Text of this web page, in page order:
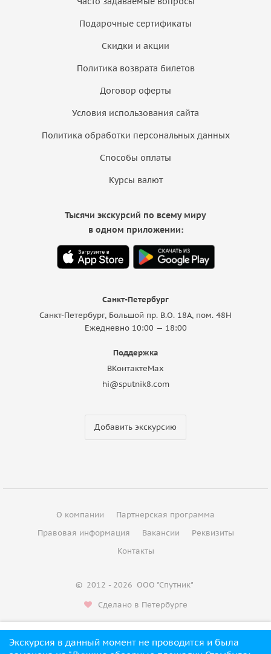
Экскурсия в данный момент не проводится и была
Проверить даты
Подарочные сертификаты
Скидки и акции
Политика возврата билетов
Договор оферты
Условия использования сайта
Политика обработки персональных данных
Способы оплаты
Курсы валют
Санкт-Петербург
Санкт-Петербург, Большой пр. В.О. 18A, пом. 48Н
Ежедневно 10:00 — 18:00
Поддержка
ВКонтактеMax
hi@sputnik8.com
Добавить экскурсию
Тысячи экскурсий по всему миру
в одном приложении:
О компании
Партнерская программа
Правовая информация
Вакансии
Реквизиты
Контакты
© 2012 - 2026 ООО "Спутник"
Сделано в Петербурге